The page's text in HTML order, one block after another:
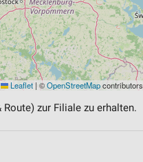
Leaflet | ©OpenStreetMapcontributors
zur Filiale zu erhalten.